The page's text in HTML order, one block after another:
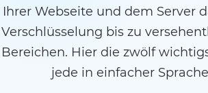
Ihrer Webseite und dem Server
Verschlüsselung bis zu
Bereichen. Hier die zwölf
jede in einfacher